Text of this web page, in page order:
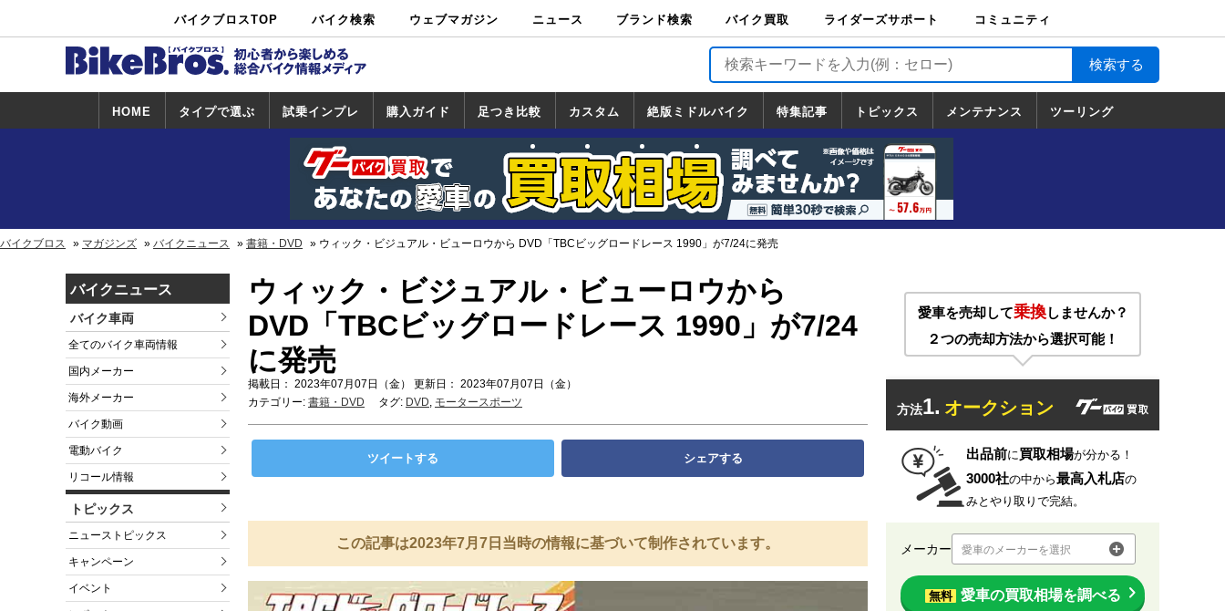
バイクブロスTOP バイク検索
中古バイ
ク・新車検
カタログ検
索
ショップ検
索
ウェブマガジン ニュース ブランド検索 バイク買取
バイク買取
ライダーズサポート
ライダーズサポート
TOP
バイク輸送
バイクガレージライ
フ
バイク車両保険
ロードサービス
バイク試乗
コミュニティ
HOME タイプで選ぶ 試乗インプレ
試乗インプレ
一覧
ホンダ
ヤマハ
スズキ
カワサキ
ハーレー
BMW
トライアンフ
ドゥカティ
購入ガイド
一覧
足つき比較 カスタム
カスタム
一覧
ホンダ
ヤマハ
スズキ
カワサキ
絶版ミドルバイク
絶版ミドルバイク
一覧
ホンダ
ヤマハ
スズキ
カワサキ
特集記事 トピックス
トピックス
一覧
ホンダ
ヤマハ
スズキ
カワサキ
ハーレーダ
ビッドソン
BMW
ドゥカティ
トライアン
フ
メンテナンス ツーリング
道の駅調査隊
ツーリング情報局
日本の道50選
国道めぐり
林道ツーリング
バイクブロス マガジンズ バイクニュース 書籍・DVD ウィック・ビジュアル・ビューロウから DVD「TBCビッグロードレース 1990」が7/24に発売
バイクニュース
バイク車両
全てのバイク車両情報
国内メーカー
海外メーカー
バイク動画
電動バイク
リコール情報
トピックス
ニューストピックス
キャンペーン
イベント
ウィック・ビジュアル・ビューロウから
DVD「TBCビッグロードレース 1990」が7/24
に発売
掲載日： 2023年07月07日（金） 更新日： 2023年07月07日（金）
カテゴリー: 書籍・DVD タグ: DVD, モータースポーツ
ツイートする シェアする
この記事は2023年7月7日当時の情報に基づいて制作されています。
愛車を売却して乗換しませんか？
２つの売却方法から選択可能！
方法1. オークション
出品前に買取相場が分かる！
3000社の中から最高入札店の
みとやり取りで完結。
メーカー 愛車のメーカーを選択
無料 愛車の買取相場を調べる